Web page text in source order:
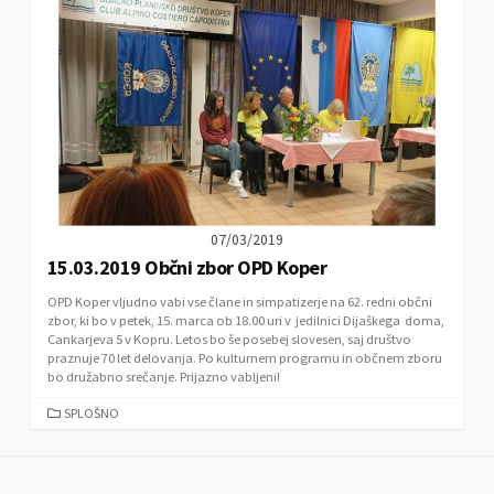
O
I
E
S
07/03/2019
15.03.2019 Občni zbor OPD Koper
OPD Koper vljudno vabi vse člane in simpatizerje na 62. redni občni
zbor, ki bo v petek, 15. marca ob 18.00 uri v jedilnici Dijaškega doma,
Cankarjeva 5 v Kopru. Letos bo še posebej slovesen, saj društvo
praznuje 70 let delovanja. Po kulturnem programu in občnem zboru
bo družabno srečanje. Prijazno vabljeni!
CSPLOŠNO